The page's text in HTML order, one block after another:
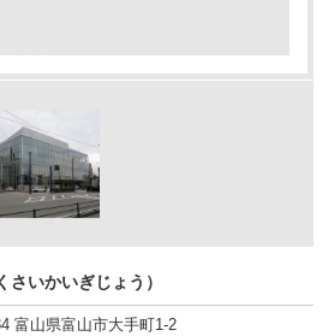
いかいぎじょう）
富山県富山市大手町1-2